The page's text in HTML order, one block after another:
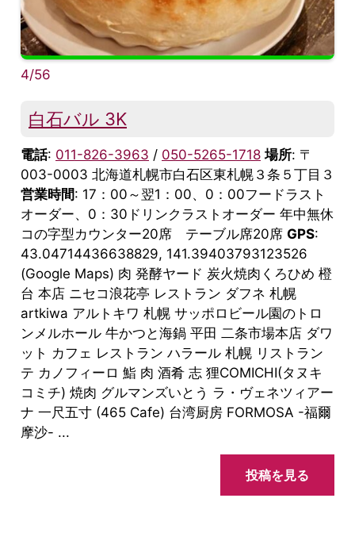
4/56
白石バル 3K
電話: 011-826-3963 / 050-5265-1718 場所: 〒
003-0003 北海道札幌市白石区東札幌３条５丁目３
営業時間: 17：00～翌1：00、0：00フードラスト
オーダー、0：30ドリンクラストオーダー 年中無休
コの字型カウンター20席 テーブル席20席 GPS:
43.04714436638829, 141.39403793123526
(Google Maps) 肉 発酵ヤード 炭火焼肉くろひめ 橙
台 本店 ニセコ浪花亭 レストラン ダフネ 札幌
artkiwa アルトキワ 札幌 サッポロビール園のトロ
ンメルホール 牛かつと海鍋 平田 二条市場本店 ダワ
ット カフェ レストラン ハラール 札幌 リストラン
テ カノフィーロ 鮨 肉 酒肴 志 狸COMICHI(タヌキ
コミチ) 焼肉 グルマンズいとう ラ・ヴェネツィアー
ナ 一尺五寸 (465 Cafe) 台湾厨房 FORMOSA -福爾
摩沙- ...
投稿を見る